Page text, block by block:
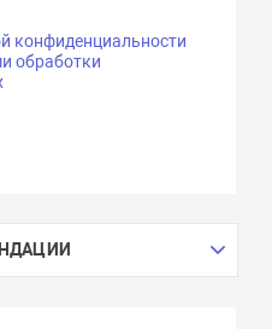
конфиденциальности
обработки